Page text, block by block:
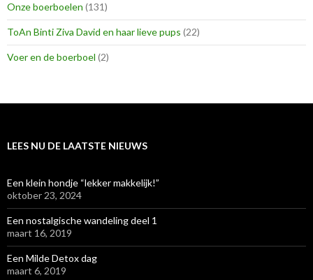
Onze boerboelen (131)
ToAn Binti Ziva David en haar lieve pups (22)
Voer en de boerboel (2)
LEES NU DE LAATSTE NIEUWS
Een klein hondje “lekker makkelijk!”
oktober 23, 2024
Een nostalgische wandeling deel 1
maart 16, 2019
Een Milde Detox dag
maart 6, 2019